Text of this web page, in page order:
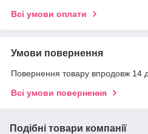
Всі умови оплати
Умови повернення
Повернення товару впродовж 14
Всі умови повернення
Подібні товари компанії